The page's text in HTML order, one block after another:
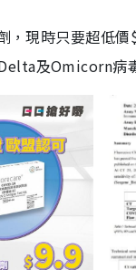
現時只要超低
及Omicorn病